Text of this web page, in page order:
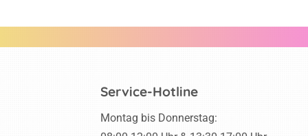
Service-Hotline
Montag bis Donnerstag: